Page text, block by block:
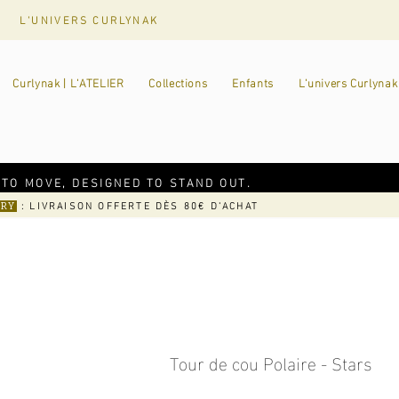
L'UNIVERS CURLYNAK
Curlynak | L'ATELIER Collections Enfants L'univers Curlynak
MOVE, DESIGNED TO STAND OUT.
: LIVRAISON OFFERTE DÈS 80€ D'ACHAT
Tour de cou Polaire - Stars